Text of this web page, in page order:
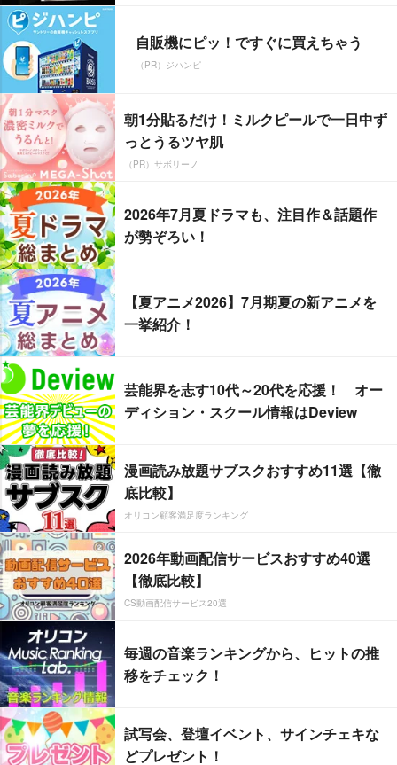
自販機にピッ！ですぐに買えちゃう
（PR）ジハンピ
朝1分貼るだけ！ミルクピールで一日中ず
っとうるツヤ肌
（PR）サボリーノ
2026年7月夏ドラマも、注目作＆話題作
が勢ぞろい！
【夏アニメ2026】7月期夏の新アニメを
一挙紹介！
芸能界を志す10代～20代を応援！ オー
ディション・スクール情報はDeview
漫画読み放題サブスクおすすめ11選【徹
底比較】
オリコン顧客満足度ランキング
2026年動画配信サービスおすすめ40選
【徹底比較】
CS動画配信サービス20選
毎週の音楽ランキングから、ヒットの推
移をチェック！
試写会、登壇イベント、サインチェキな
どプレゼント！